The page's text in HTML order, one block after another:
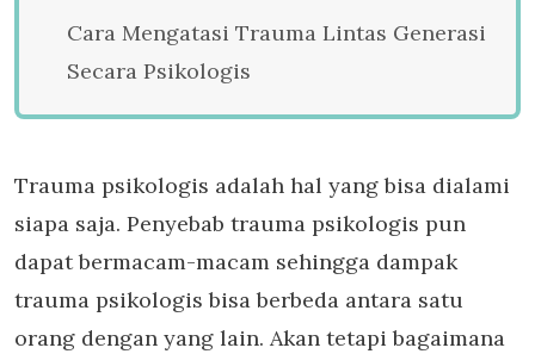
Cara Mengatasi Trauma Lintas Generasi
Secara Psikologis
Trauma psikologis adalah hal yang bisa dialami
siapa saja. Penyebab trauma psikologis pun
dapat bermacam-macam sehingga dampak
trauma psikologis bisa berbeda antara satu
orang dengan yang lain. Akan tetapi bagaimana